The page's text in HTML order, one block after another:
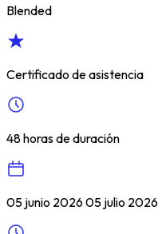
Blended
Certificado de asistencia
48 horas de duración
05 junio 2026 05 julio 2026